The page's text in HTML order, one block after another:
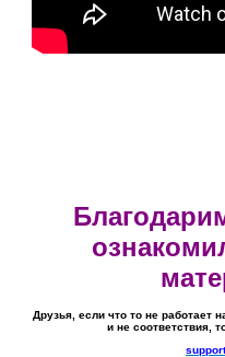
Друзья, если что то не работает
и не соответствия,